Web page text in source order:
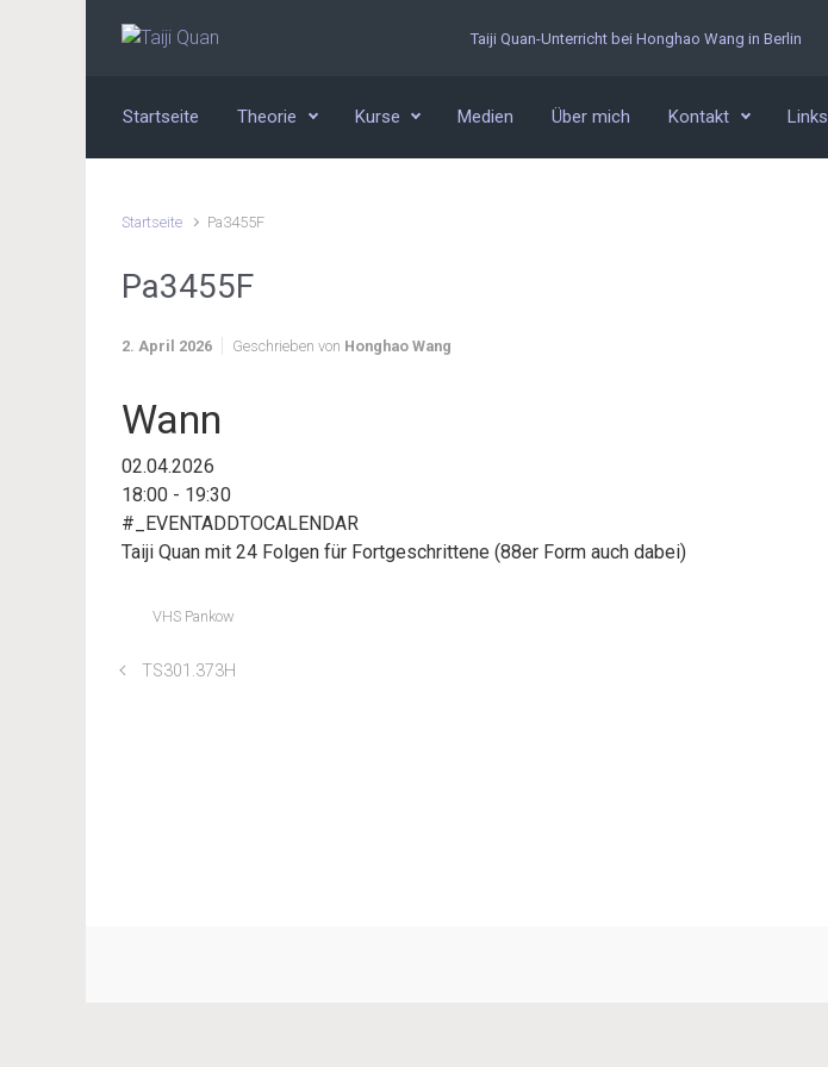
Zum Hauptinhalt springen Taiji Quan-Unterricht bei Honghao Wang in Berlin
Startseite Theorie Kurse Medien Über mich Kontakt Links
Startseite Pa3455F
Pa3455F
2. April 2026 Geschrieben von Honghao Wang
Wann
02.04.2026
18:00 - 19:30
#_EVENTADDTOCALENDAR
Taiji Quan mit 24 Folgen für Fortgeschrittene (88er Form auch dabei)
VHS Pankow
TS301.373H